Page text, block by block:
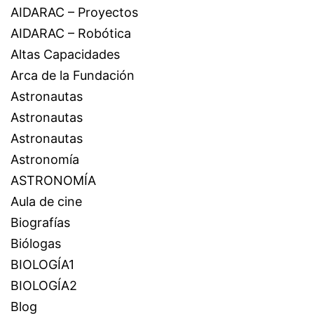
AIDARAC – Proyectos
AIDARAC – Robótica
Altas Capacidades
Arca de la Fundación
Astronautas
Astronautas
Astronautas
Astronomía
ASTRONOMÍA
Aula de cine
Biografías
Biólogas
BIOLOGÍA1
BIOLOGÍA2
Blog